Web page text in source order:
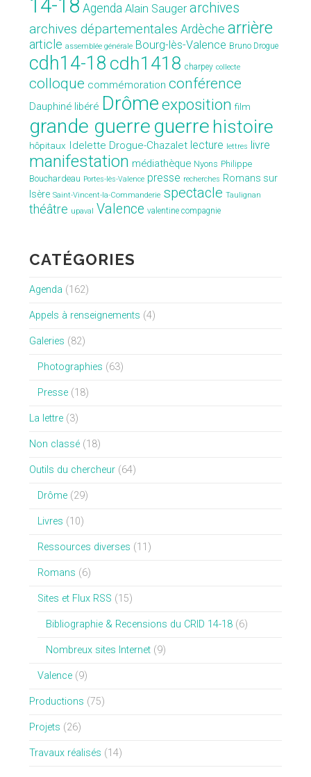
14-18 Agenda Alain Sauger archives
archives départementales Ardèche arrière
article assemblée générale Bourg-lès-Valence Bruno Drogue
cdh14-18 cdh1418 charpey collecte
colloque commémoration conférence
Dauphiné libéré Drômeexposition film
grande guerre guerre histoire
hôpitaux Idelette Drogue-Chazalet lecture lettres livre
manifestation médiathèque Nyons Philippe
Bouchardeau Portes-lès-Valence presse recherches Romans sur
Isère Saint-Vincent-la-Commanderie spectacle Taulignan
théâtre upaval Valence valentine compagnie
CATÉGORIES
Agenda (162)
Appels à renseignements (4)
Galeries (82)
Photographies (63)
Presse(18)
La lettre(3)
Non classé(18)
Outils du chercheur(64)
Drôme(29)
Livres (10)
Ressources diverses (11)
Romans (6)
Sites et Flux RSS (15)
Bibliographie & Recensions du CRID 14-18(6)
Nombreux sites Internet(9)
Valence(9)
Productions (75)
Projets (26)
Travaux réalisés (14)